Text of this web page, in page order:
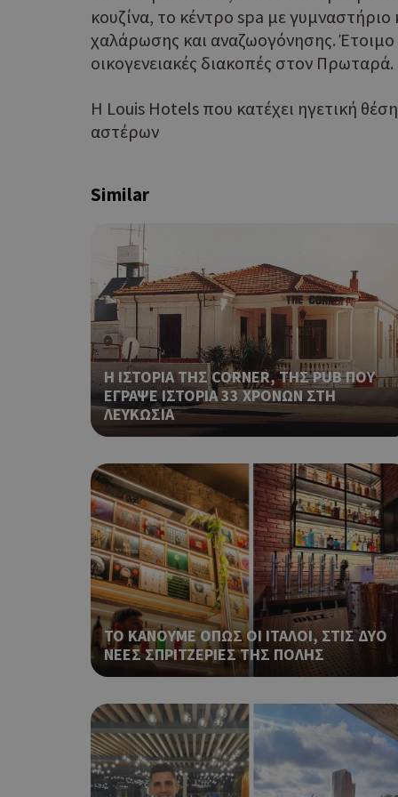
κουζίνα, το κέντρο spa με
χαλάρωσης και αναζωογόνησης. Έτοιμο
οικογενειακές διακοπές στον Πρωταρά.
Η Louis Hotels που κατέχει ηγετική
αστέρων
Similar
Η ΙΣΤΟΡΙΑ ΤΗΣ CORNER, ΤΗΣ PUB ΠΟΥ
ΕΓΡΑΨΕ ΙΣΤΟΡΙΑ 33 ΧΡΟΝΩΝ ΣΤΗ
ΛΕΥΚΩΣΙΑ
ΤΟ ΚΑΝΟΥΜΕ ΟΠΩΣ ΟΙ ΙΤΑΛΟΙ, ΣΤΙΣ ΔΥΟ
ΝΕΕΣ ΣΠΡΙΤΖΕΡΙΕΣ ΤΗΣ ΠΟΛΗΣ
Τα απολύτως
ιστότοπος δεν μπορεί
Ονοματεπώνυμο
G_ENABLED_IDPS
takeOverCookie
LangCookie
PHPSESSID
takeOverCookie